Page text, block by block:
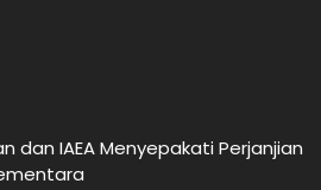
dan IAEA Menyepakati Perjanjian